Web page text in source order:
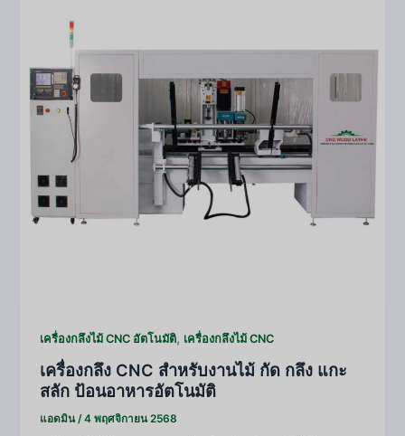
เครื่องกลึงไม้ CNC อัตโนมัติ, เครื่องกลึงไม้ CNC
เครื่องกลึง CNC สำหรับงานไม้ กัด กลึง แกะ
สลัก ป้อนอาหารอัตโนมัติ
แอดมิน /4 พฤศจิกายน 2568